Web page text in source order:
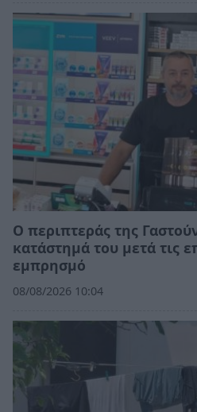
Ο περιπτεράς της
κατάστημά του μετά τις
εμπρησμό
08/08/2026 10:04